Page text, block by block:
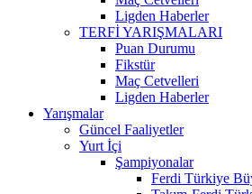
Ligden Haberler
TERFİ YARIŞMALARI
Puan Durumu
Fikstür
Maç Cetvelleri
Ligden Haberler
Yarışmalar
Güncel Faaliyetler
Yurt İçi
Şampiyonalar
Ferdi Türkiye